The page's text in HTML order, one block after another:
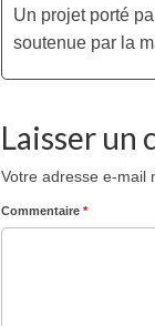
Un projet porté
soutenue par la
Laisser un
Votre adresse e-mail
Commentaire *